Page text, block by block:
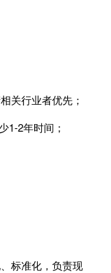
关行业者优先；
1-2年时间；
标准化，负责现